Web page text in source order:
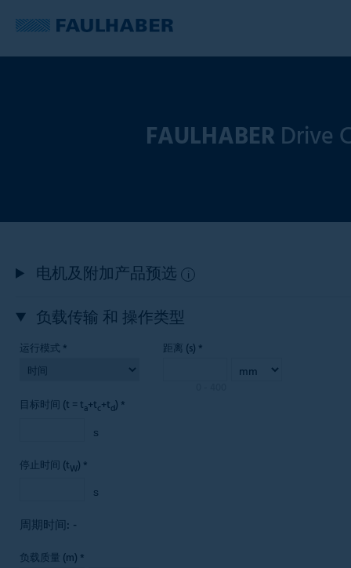
FAULHABER Drive
电机及附加产品预选 i
负载传输 和 操作类型
运行模式 * 距离 (s) *
目标时间 (t = ta+tc+td) *
停止时间 (tW) *
周期时间: -
负载质量 (m) *